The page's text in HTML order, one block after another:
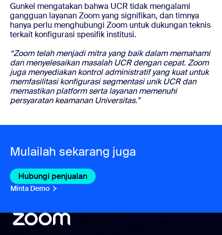
Gunkel mengatakan bahwa UCR tidak mengalami
gangguan layanan Zoom yang signifikan, dan timnya
hanya perlu menghubungi Zoom untuk dukungan teknis
terkait konfigurasi spesifik institusi.
“Zoom telah menjadi mitra yang baik dalam memahami
dan menyelesaikan masalah UCR dengan cepat. Zoom
juga menyediakan kontrol administratif yang kuat untuk
memfasilitasi konfigurasi segmentasi unik UCR dan
memastikan platform serta layanan memenuhi
persyaratan keamanan Universitas.”
Mulailah sekarang juga
Hubungi penjualan Hubungi penjualan
Minta Demo Minta Demo